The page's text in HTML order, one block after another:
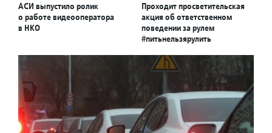
АСИ выпустило ролик
о работе видеооператора
в НКО
Проходит просветительская
акция об ответственном
поведении за рулем
#питьнельзярулить